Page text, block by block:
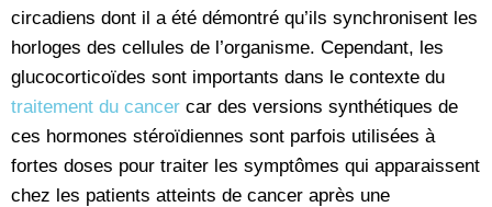
circadiens dont il a été démontré qu’ils synchronisent les
horloges des cellules de l’organisme. Cependant, les
glucocorticoïdes sont importants dans le contexte du
traitement du cancer car des versions synthétiques de
ces hormones stéroïdiennes sont parfois utilisées à
fortes doses pour traiter les symptômes qui apparaissent
chez les patients atteints de cancer après une